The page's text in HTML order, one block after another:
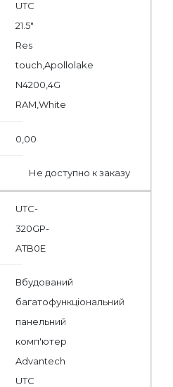
UTC
21.5"
Res
touch,Apollolake
N4200,4G
RAM,White
0,00
Не доступно к заказу
UTC-
320GP-
ATB0E
Вбудований
багатофункціональний
панельний
комп'ютер
Advantech
UTC